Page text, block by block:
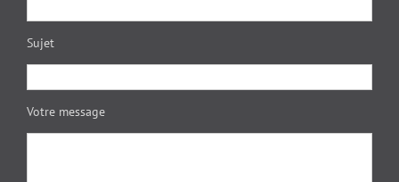
Sujet
Votre message